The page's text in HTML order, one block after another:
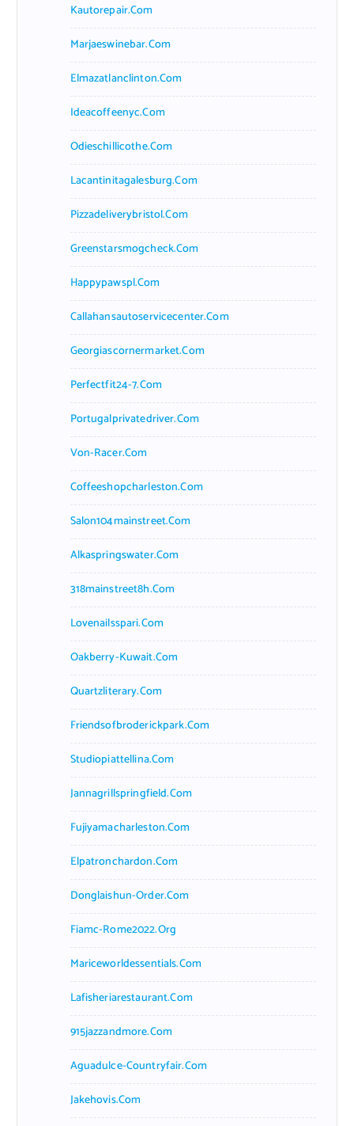
Kautorepair.com
Marjaeswinebar.com
Elmazatlanclinton.com
Ideacoffeenyc.com
Odieschillicothe.com
Lacantinitagalesburg.com
Pizzadeliverybristol.com
Greenstarsmogcheck.com
Happypawspl.com
Callahansautoservicecenter.com
Georgiascornermarket.com
Perfectfit24-7.com
Portugalprivatedriver.com
Von-Racer.com
Coffeeshopcharleston.com
Salon104mainstreet.com
Alkaspringswater.com
318mainstreet8h.com
Lovenailsspari.com
Oakberry-Kuwait.com
Quartzliterary.com
Friendsofbroderickpark.com
Studiopiattellina.com
Jannagrillspringfield.com
Fujiyamacharleston.com
Elpatronchardon.com
Donglaishun-Order.com
Fiamc-Rome2022.org
Mariceworldessentials.com
Lafisheriarestaurant.com
915jazzandmore.com
Aguadulce-Countryfair.com
Jakehovis.com